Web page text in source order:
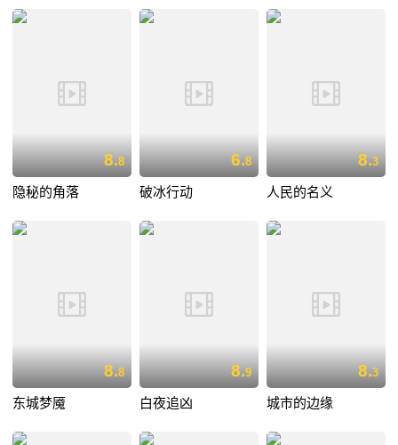
8.8
隐秘的角落
6.8
破冰行动
8.3
人民的名义
8.8
东城梦魇
8.9
白夜追凶
8.3
城市的边缘